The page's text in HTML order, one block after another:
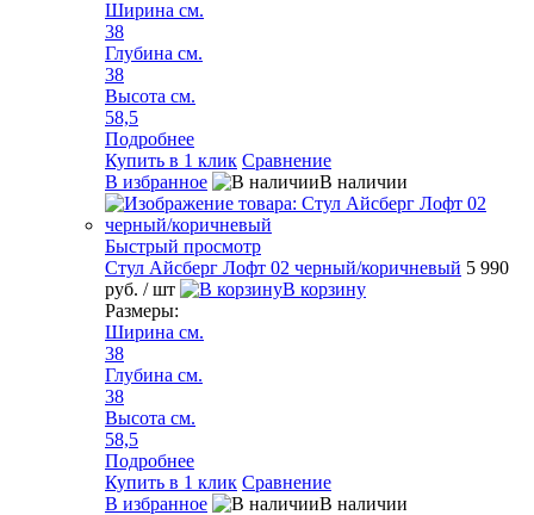
Ширина см.
38
Глубина см.
38
Высота см.
58,5
Подробнее
Купить в 1 клик Сравнение
В избранное
В наличии
Быстрый просмотр
Стул Айсберг Лофт 02 черный/коричневый 5 990
руб. / шт
В корзину
Размеры:
Ширина см.
38
Глубина см.
38
Высота см.
58,5
Подробнее
Купить в 1 клик Сравнение
В избранное
В наличии